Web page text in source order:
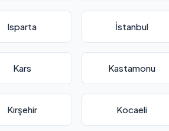
Isparta İstanbul
Kars Kastamonu
Kırşehir Kocaeli